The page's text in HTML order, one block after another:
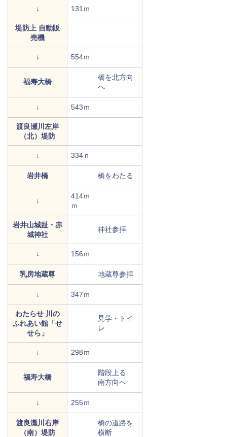
↓ 131ｍ
堤防上 自動販
売機
↓ 554ｍ
福寿大橋
橋を北方向
へ
↓ 543ｍ
渡良瀬川左岸
（北）堤防
↓ 334ｎ
岩井橋 橋をわたる
↓
414ｍ
ｍ
岩井山城趾・赤
城神社
神社参拝
↓ 156ｍ
乳房地蔵尊 地蔵尊参拝
↓ 347ｍ
わたらせ 川の
ふれあい館「せ
せら」
見学・トイ
レ
↓ 298ｍ
福寿大橋
階段上る
南方向へ
↓ 255ｍ
渡良瀬川右岸
（南）堤防
橋の道路を
横断